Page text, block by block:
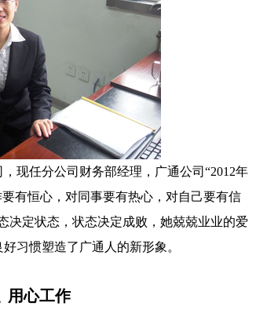
现任分公司财务部经理，广通公司“2012年
有恒心，对同事要有热心，对自己要有信
决定状态，状态决定成败，她兢兢业业的爱
习惯塑造了广通人的新形象。
用心工作